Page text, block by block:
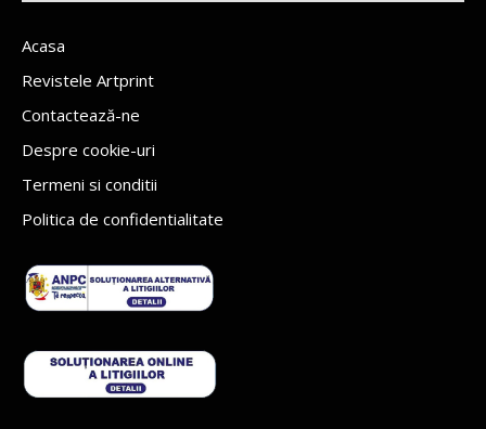
Acasa
Revistele Artprint
Contactează-ne
Despre cookie-uri
Termeni si conditii
Politica de confidentialitate